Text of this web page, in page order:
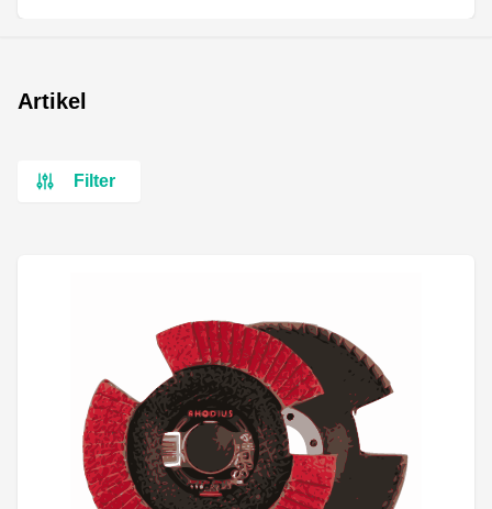
Artikel
Filter